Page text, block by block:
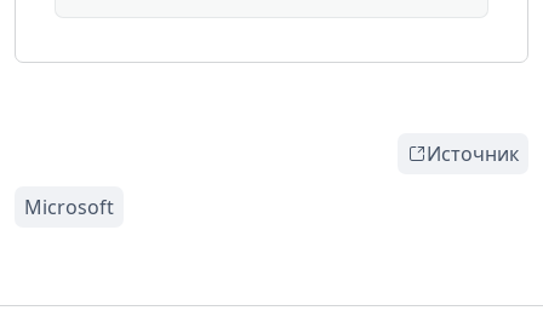
Источник